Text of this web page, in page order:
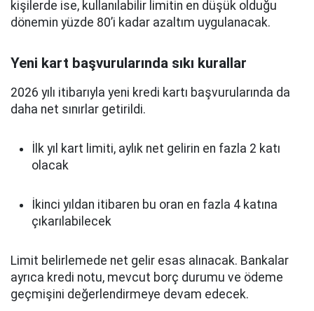
kişilerde ise, kullanılabilir limitin en düşük olduğu
dönemin yüzde 80’i kadar azaltım uygulanacak.
Yeni kart başvurularında sıkı kurallar
2026 yılı itibarıyla yeni kredi kartı başvurularında da
daha net sınırlar getirildi.
İlk yıl kart limiti, aylık net gelirin en fazla 2 katı
olacak
İkinci yıldan itibaren bu oran en fazla 4 katına
çıkarılabilecek
Limit belirlemede net gelir esas alınacak. Bankalar
ayrıca kredi notu, mevcut borç durumu ve ödeme
geçmişini değerlendirmeye devam edecek.